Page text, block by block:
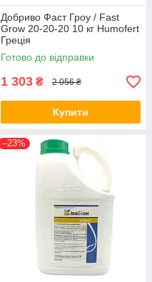
Добриво Фаст Гроу / Fast
Grow 20-20-20 10 кг Humofert
Греція
Готово до відправки
1 303 ₴ 2 056 ₴
Купити
–23%